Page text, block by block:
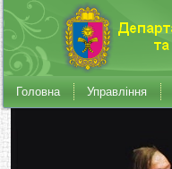
Головна Управління